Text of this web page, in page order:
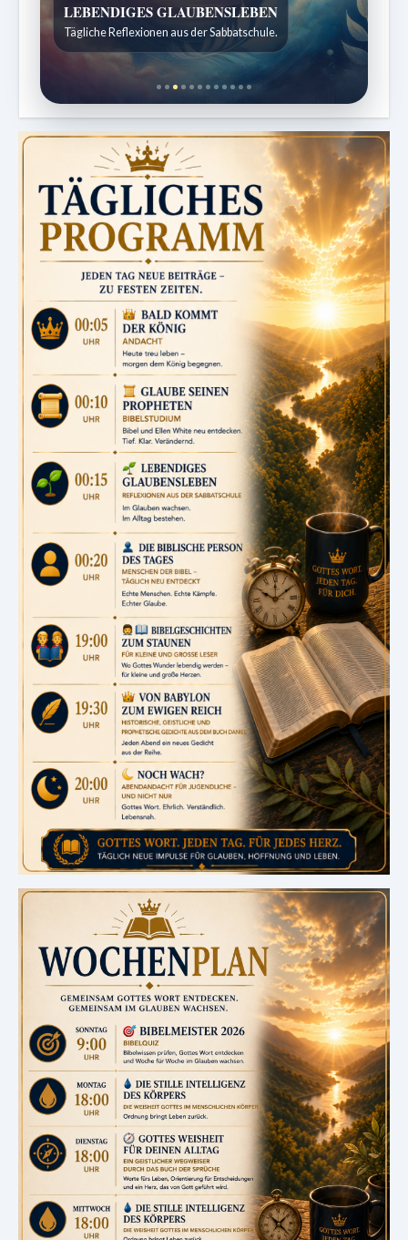
Bibelgeschichten zum Staunen
Kindergeschichten für 7 bis 12 Jahre.